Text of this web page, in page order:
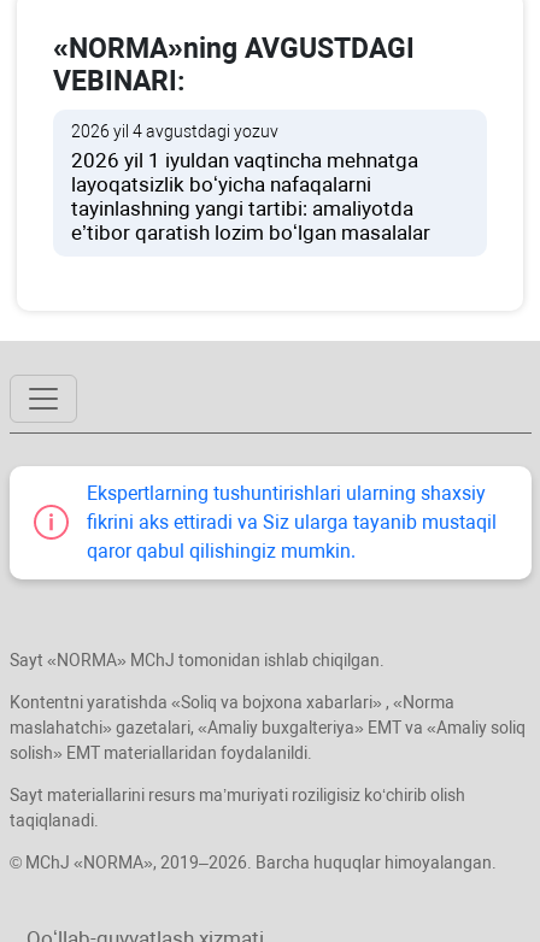
«NORMA»ning AVGUSTDAGI
VEBINARI:
2026 yil 4 avgustdagi yozuv
2026 yil 1 iyuldan vaqtincha mehnatga
layoqatsizlik boʻyicha nafaqalarni
tayinlashning yangi tartibi: amaliyotda
e’tibor qaratish lozim boʻlgan masalalar
Ekspertlarning tushuntirishlari ularning shaхsiy
fikrini aks ettiradi va Siz ularga tayanib mustaqil
qaror qabul qilishingiz mumkin.
Sayt «NORMA» MChJ tomonidan ishlab chiqilgan.
Kontentni yaratishda «Soliq va bojхona хabarlari» , «Norma
maslahatchi» gazetalari, «Amaliy buхgalteriya» EMT va «Amaliy soliq
solish» EMT materiallaridan foydalanildi.
Sayt materiallarini resurs ma’muriyati roziligisiz koʻchirib olish
taqiqlanadi.
© MChJ «NORMA», 2019–2026. Barcha huquqlar himoyalangan.